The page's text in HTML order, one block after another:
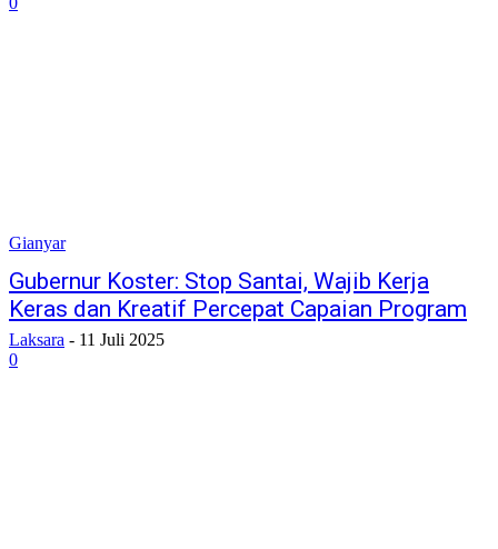
Gianyar
Gubernur Koster: Stop Santai, Wajib Kerja
Keras dan Kreatif Percepat Capaian Program
Laksara - 11 Juli 2025
0